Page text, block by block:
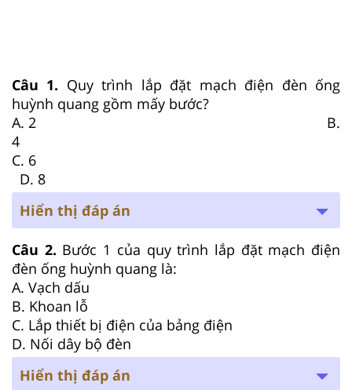
Câu 1. Quy trình lắp đặt mạch điện đèn ống
huỳnh quang gồm mấy bước?
A. 2 B.
4
C. 6
D. 8
Hiển thị đáp án
Câu 2. Bước 1 của quy trình lắp đặt mạch điện
đèn ống huỳnh quang là:
A. Vạch dấu
B. Khoan lỗ
C. Lắp thiết bị điện của bảng điện
D. Nối dây bộ đèn
Hiển thị đáp án